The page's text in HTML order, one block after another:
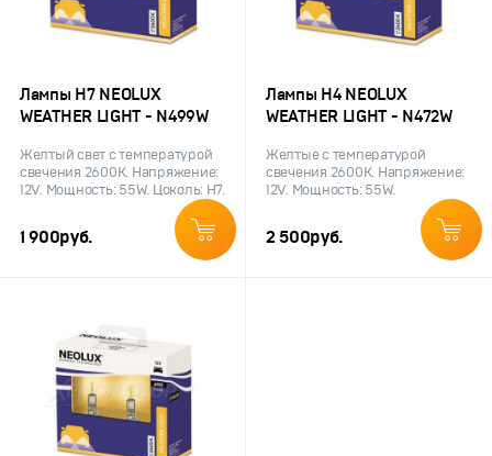
Лампы H7 NEOLUX
WEATHER LIGHT - N499W
Желтый свет с температурой
свечения 2600K. Напряжение:
12V. Мощность: 55W. Цоколь: H7.
1 900руб.
Лампы H4 NEOLUX
WEATHER LIGHT - N472W
Желтые с температурой
свечения 2600K. Напряжение:
12V. Мощность: 55W.
2 500руб.